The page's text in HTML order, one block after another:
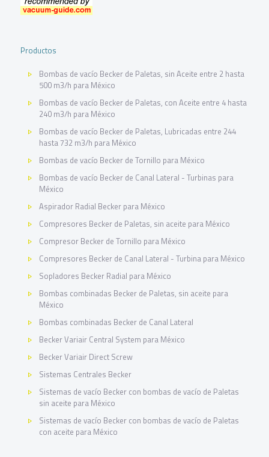
Productos
Bombas de vacío Becker de Paletas, sin Aceite entre 2 hasta
500 m3/h para México
Bombas de vacío Becker de Paletas, con Aceite entre 4 hasta
240 m3/h para México
Bombas de vacío Becker de Paletas, Lubricadas entre 244
hasta 732 m3/h para México
Bombas de vacío Becker de Tornillo para México
Bombas de vacío Becker de Canal Lateral - Turbinas para
México
Aspirador Radial Becker para México
Compresores Becker de Paletas, sin aceite para México
Compresor Becker de Tornillo para México
Compresores Becker de Canal Lateral - Turbina para México
Sopladores Becker Radial para México
Bombas combinadas Becker de Paletas, sin aceite para
México
Bombas combinadas Becker de Canal Lateral
Becker Variair Central System para México
Becker Variair Direct Screw
Sistemas Centrales Becker
Sistemas de vacío Becker con bombas de vacío de Paletas
sin aceite para México
Sistemas de vacío Becker con bombas de vacío de Paletas
con aceite para México